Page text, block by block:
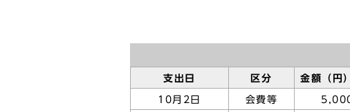
支出日 区分 金額（円）
10月2日 会費等